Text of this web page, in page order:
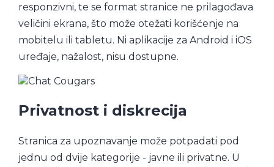
responzivni, te se format stranice ne prilagođava
veličini ekrana, što može otežati korišćenje na
mobitelu ili tabletu. Ni aplikacije za Android i iOS
uređaje, nažalost, nisu dostupne.
Privatnost i diskrecija
Stranica za upoznavanje može potpadati pod
jednu od dvije kategorije - javne ili privatne. U